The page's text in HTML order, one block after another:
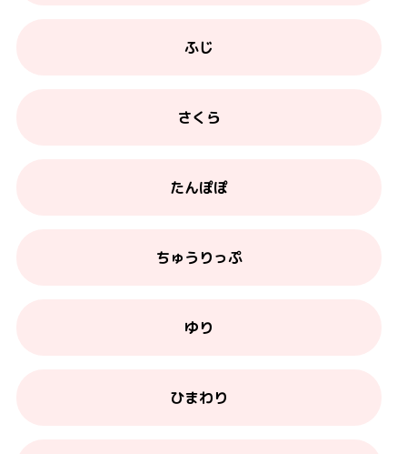
ふじ
さくら
たんぽぽ
ちゅうりっぷ
ゆり
ひまわり